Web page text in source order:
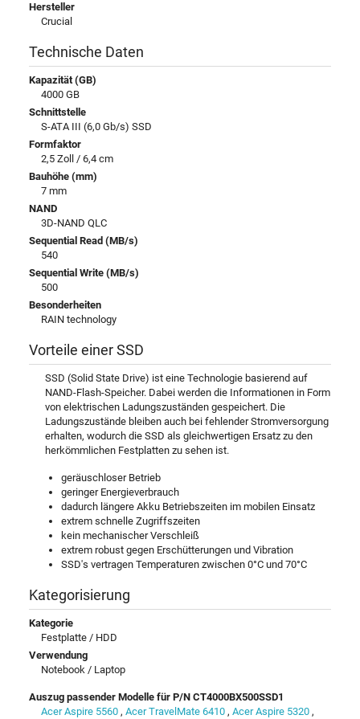
Hersteller
Crucial
Technische Daten
Kapazität (GB)
4000 GB
Schnittstelle
S-ATA III (6,0 Gb/s) SSD
Formfaktor
2,5 Zoll / 6,4 cm
Bauhöhe (mm)
7 mm
NAND
3D-NAND QLC
Sequential Read (MB/s)
540
Sequential Write (MB/s)
500
Besonderheiten
RAIN technology
Vorteile einer SSD
SSD (Solid State Drive) ist eine Technologie basierend auf
NAND-Flash-Speicher. Dabei werden die Informationen in Form
von elektrischen Ladungszuständen gespeichert. Die
Ladungszustände bleiben auch bei fehlender Stromversorgung
erhalten, wodurch die SSD als gleichwertigen Ersatz zu den
herkömmlichen Festplatten zu sehen ist.
geräuschloser Betrieb
geringer Energieverbrauch
dadurch längere Akku Betriebszeiten im mobilen Einsatz
extrem schnelle Zugriffszeiten
kein mechanischer Verschleiß
extrem robust gegen Erschütterungen und Vibration
SSD's vertragen Temperaturen zwischen 0°C und 70°C
Kategorisierung
Kategorie
Festplatte / HDD
Verwendung
Notebook / Laptop
Auszug passender Modelle für P/N CT4000BX500SSD1
Acer Aspire 5560 , Acer TravelMate 6410 , Acer Aspire 5320 ,